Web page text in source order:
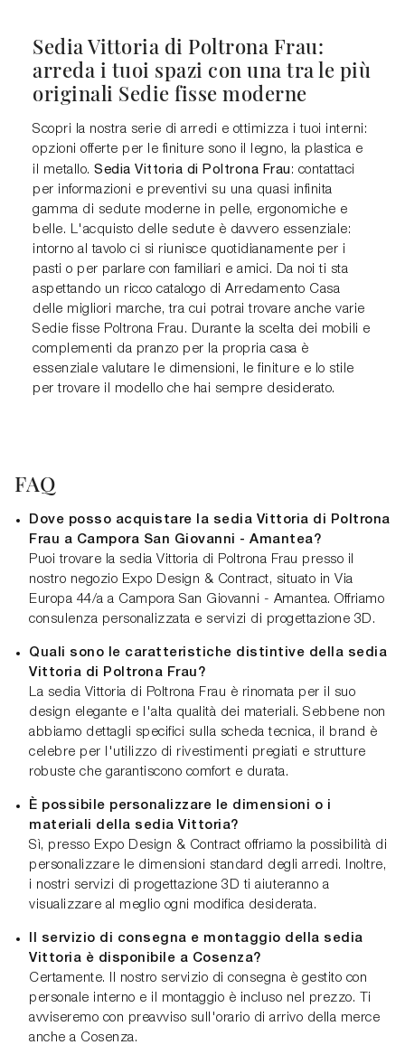
Sedia Vittoria di Poltrona Frau:
arreda i tuoi spazi con una tra le più
originali Sedie fisse moderne
Scopri la nostra serie di arredi e ottimizza i tuoi interni:
opzioni offerte per le finiture sono il legno, la plastica e
il metallo. Sedia Vittoria di Poltrona Frau : contattaci
per informazioni e preventivi su una quasi infinita
gamma di sedute moderne in pelle, ergonomiche e
belle. L'acquisto delle sedute è davvero essenziale:
intorno al tavolo ci si riunisce quotidianamente per i
pasti o per parlare con familiari e amici. Da noi ti sta
aspettando un ricco catalogo di Arredamento Casa
delle migliori marche, tra cui potrai trovare anche varie
Sedie fisse Poltrona Frau. Durante la scelta dei mobili e
complementi da pranzo per la propria casa è
essenziale valutare le dimensioni, le finiture e lo stile
per trovare il modello che hai sempre desiderato.
FAQ
Dove posso acquistare la sedia Vittoria di Poltrona
Frau a Campora San Giovanni - Amantea?
Puoi trovare la sedia Vittoria di Poltrona Frau presso il
nostro negozio Expo Design & Contract, situato in Via
Europa 44/a a Campora San Giovanni - Amantea. Offriamo
consulenza personalizzata e servizi di progettazione 3D.
Quali sono le caratteristiche distintive della sedia
Vittoria di Poltrona Frau?
La sedia Vittoria di Poltrona Frau è rinomata per il suo
design elegante e l'alta qualità dei materiali. Sebbene non
abbiamo dettagli specifici sulla scheda tecnica, il brand è
celebre per l'utilizzo di rivestimenti pregiati e strutture
robuste che garantiscono comfort e durata.
È possibile personalizzare le dimensioni o i
materiali della sedia Vittoria?
Sì, presso Expo Design & Contract offriamo la possibilità di
personalizzare le dimensioni standard degli arredi. Inoltre,
i nostri servizi di progettazione 3D ti aiuteranno a
visualizzare al meglio ogni modifica desiderata.
Il servizio di consegna e montaggio della sedia
Vittoria è disponibile a Cosenza?
Certamente. Il nostro servizio di consegna è gestito con
personale interno e il montaggio è incluso nel prezzo. Ti
avviseremo con preavviso sull'orario di arrivo della merce
anche a Cosenza.